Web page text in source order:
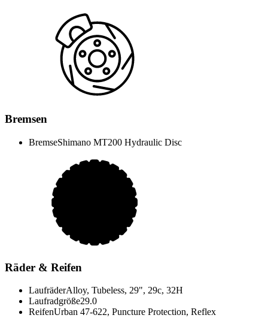
Bremsen
BremseShimano MT200 Hydraulic Disc
Räder & Reifen
LaufräderAlloy, Tubeless, 29", 29c, 32H
Laufradgröße29.0
ReifenUrban 47-622, Puncture Protection, Reflex